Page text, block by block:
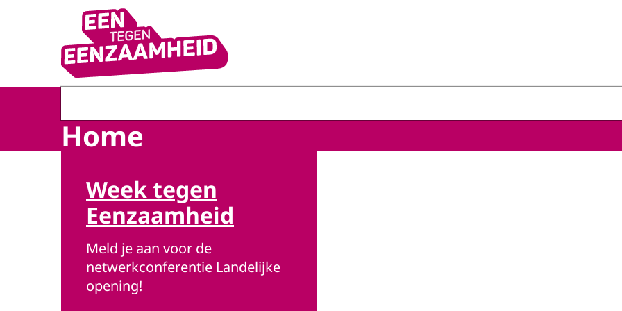
Naar de homepage van Eén tegen eenzaamheid
Home
Week tegen
Eenzaamheid
Meld je aan voor de
netwerkconferentie Landelijke
opening!